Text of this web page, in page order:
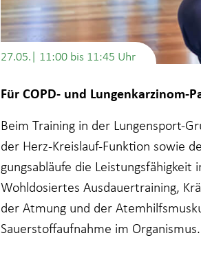
27.05.| 11:00 bis 11:45
Für COPD- und Lungenkarzinom-
Beim Training in der Lungensport-
der Herz-Kreislauf-Funktion sowie
gungsabläufe die
Wohldosiertes Ausdauertraining,
der Atmung und der
Sauerstoffaufnahme im Organismus.